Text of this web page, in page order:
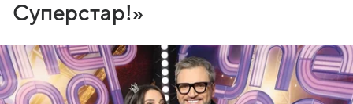
Суперстар!»